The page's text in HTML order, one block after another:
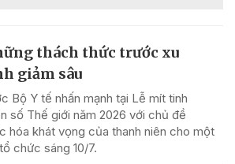
thách thức trước xu
giảm sâu
Bộ Y tế nhấn mạnh tại Lễ mít tinh
số Thế giới năm 2026 với chủ đề
hóa khát vọng của thanh niên cho một
chức sáng 10/7.